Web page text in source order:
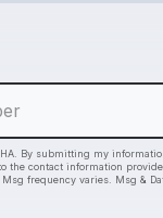
By submitting my
the contact information
frequency varies. Msg &